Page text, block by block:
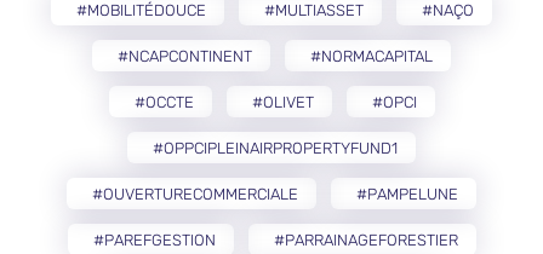
#MOBILITÉDOUCE #MULTIASSET #NAÇO
#NCAPCONTINENT #NORMACAPITAL
#OCCTE #OLIVET #OPCI
#OPPCIPLEINAIRPROPERTYFUND1
#OUVERTURECOMMERCIALE #PAMPELUNE
#PAREFGESTION #PARRAINAGEFORESTIER